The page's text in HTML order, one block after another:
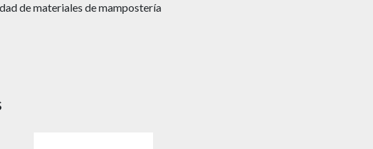
de materiales de mampostería